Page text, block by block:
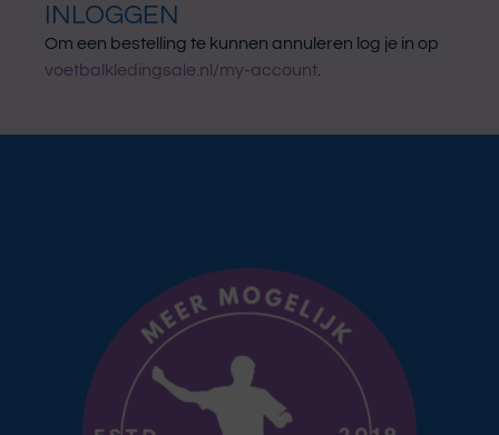
INLOGGEN
Om een bestelling te kunnen annuleren log je in op
voetbalkledingsale.nl/my-account